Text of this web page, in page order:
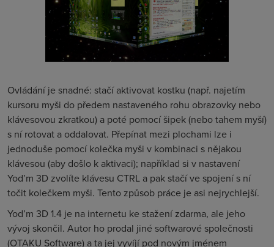
Ovládání je snadné: stačí aktivovat kostku (např. najetím
kursoru myši do předem nastaveného rohu obrazovky nebo
klávesovou zkratkou) a poté pomocí šipek (nebo tahem myší)
s ní rotovat a oddalovat. Přepínat mezi plochami lze i
jednoduše pomocí kolečka myši v kombinaci s nějakou
klávesou (aby došlo k aktivaci); například si v nastavení
Yod’m 3D zvolíte klávesu CTRL a pak stačí ve spojení s ní
točit kolečkem myši. Tento způsob práce je asi nejrychlejší.
Yod’m 3D 1.4 je na internetu ke stažení zdarma, ale jeho
vývoj skončil. Autor ho prodal jiné softwarové společnosti
(OTAKU Software) a ta jej vyvíjí pod novým jménem